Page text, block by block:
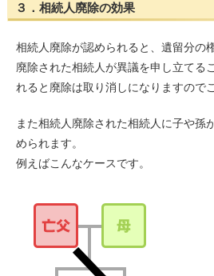
３．相続人廃除の効果
相続人廃除が認められると、遺留分の
廃除された相続人が異議を申し立てる
れると廃除は取り消しになりますので
また相続人廃除された相続人に子や孫
められます。
例えばこんなケースです。